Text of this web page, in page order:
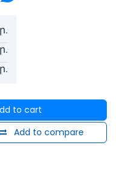
to cart
Add to compare